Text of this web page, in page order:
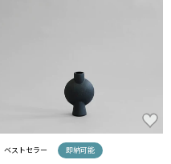
ベストセラー 即納可能